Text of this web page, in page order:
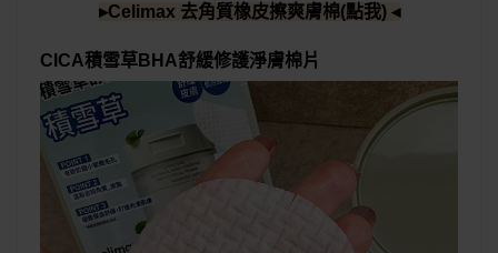
▸Celimax 去角質橡皮擦爽膚棉(點我) ◂
CICA積雪草BHA舒緩修護淨膚棉片